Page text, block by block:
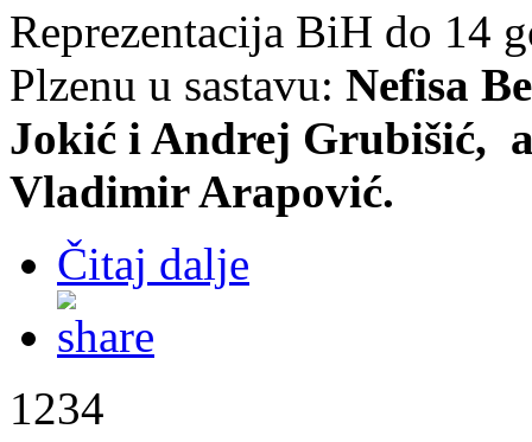
Reprezentacija BiH do 14
Plzenu u sastavu: Nefisa
Jokić i Andrej Grubišić,
Vladimir Arapović.
Čitaj dalje
1234